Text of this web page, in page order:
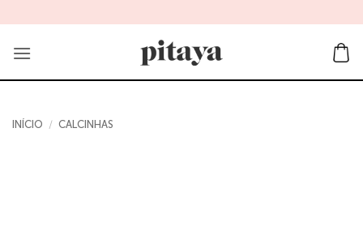
to
content
INÍCIO / CALCINHAS